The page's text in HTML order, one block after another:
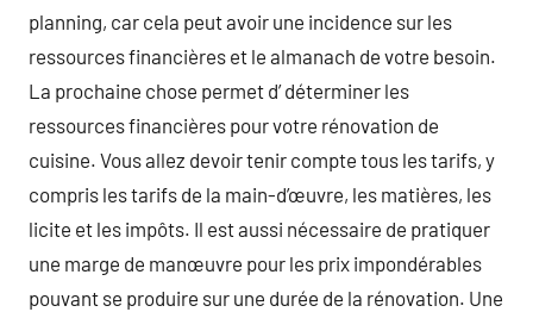
planning, car cela peut avoir une incidence sur les
ressources financières et le almanach de votre besoin.
La prochaine chose permet d’ déterminer les
ressources financières pour votre rénovation de
cuisine. Vous allez devoir tenir compte tous les tarifs, y
compris les tarifs de la main-d’œuvre, les matières, les
licite et les impôts. Il est aussi nécessaire de pratiquer
une marge de manœuvre pour les prix impondérables
pouvant se produire sur une durée de la rénovation. Une